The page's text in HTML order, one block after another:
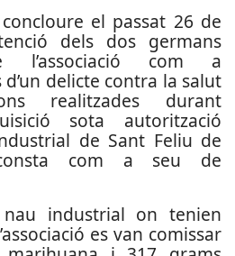
el passat 26 de
dels dos germans
l’associació com a
delicte contra la salut
realitzades durant
sota autorització
de Sant Feliu de
com a seu de
industrial on tenien
es van comissar